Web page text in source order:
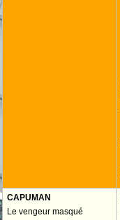
CAPUMAN
Le vengeur masqué